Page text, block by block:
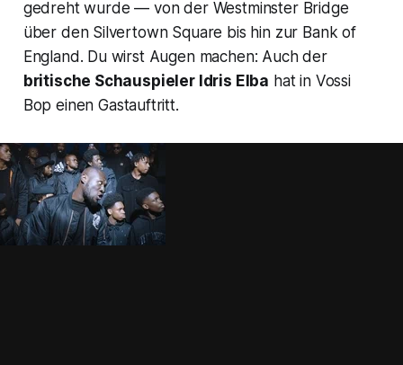
gedreht wurde — von der Westminster Bridge
über den Silvertown Square bis hin zur Bank of
England. Du wirst Augen machen: Auch der
britische Schauspieler Idris Elba hat in Vossi
Bop einen Gastauftritt.